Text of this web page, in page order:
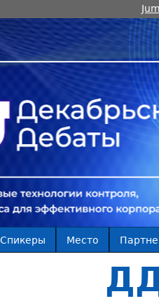
Спикеры Место